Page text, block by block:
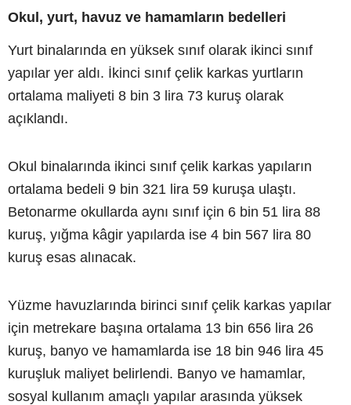
Okul, yurt, havuz ve hamamların bedelleri
Yurt binalarında en yüksek sınıf olarak ikinci sınıf
yapılar yer aldı. İkinci sınıf çelik karkas yurtların
ortalama maliyeti 8 bin 3 lira 73 kuruş olarak
açıklandı.
Okul binalarında ikinci sınıf çelik karkas yapıların
ortalama bedeli 9 bin 321 lira 59 kuruşa ulaştı.
Betonarme okullarda aynı sınıf için 6 bin 51 lira 88
kuruş, yığma kâgir yapılarda ise 4 bin 567 lira 80
kuruş esas alınacak.
Yüzme havuzlarında birinci sınıf çelik karkas yapılar
için metrekare başına ortalama 13 bin 656 lira 26
kuruş, banyo ve hamamlarda ise 18 bin 946 lira 45
kuruşluk maliyet belirlendi. Banyo ve hamamlar,
sosyal kullanım amaçlı yapılar arasında yüksek